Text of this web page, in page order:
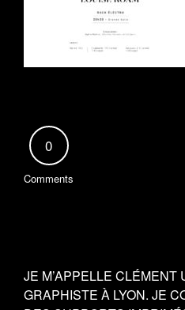
0
Comments
JE M’APPELLE CLÉMENT
GRAPHISTE À LYON. JE